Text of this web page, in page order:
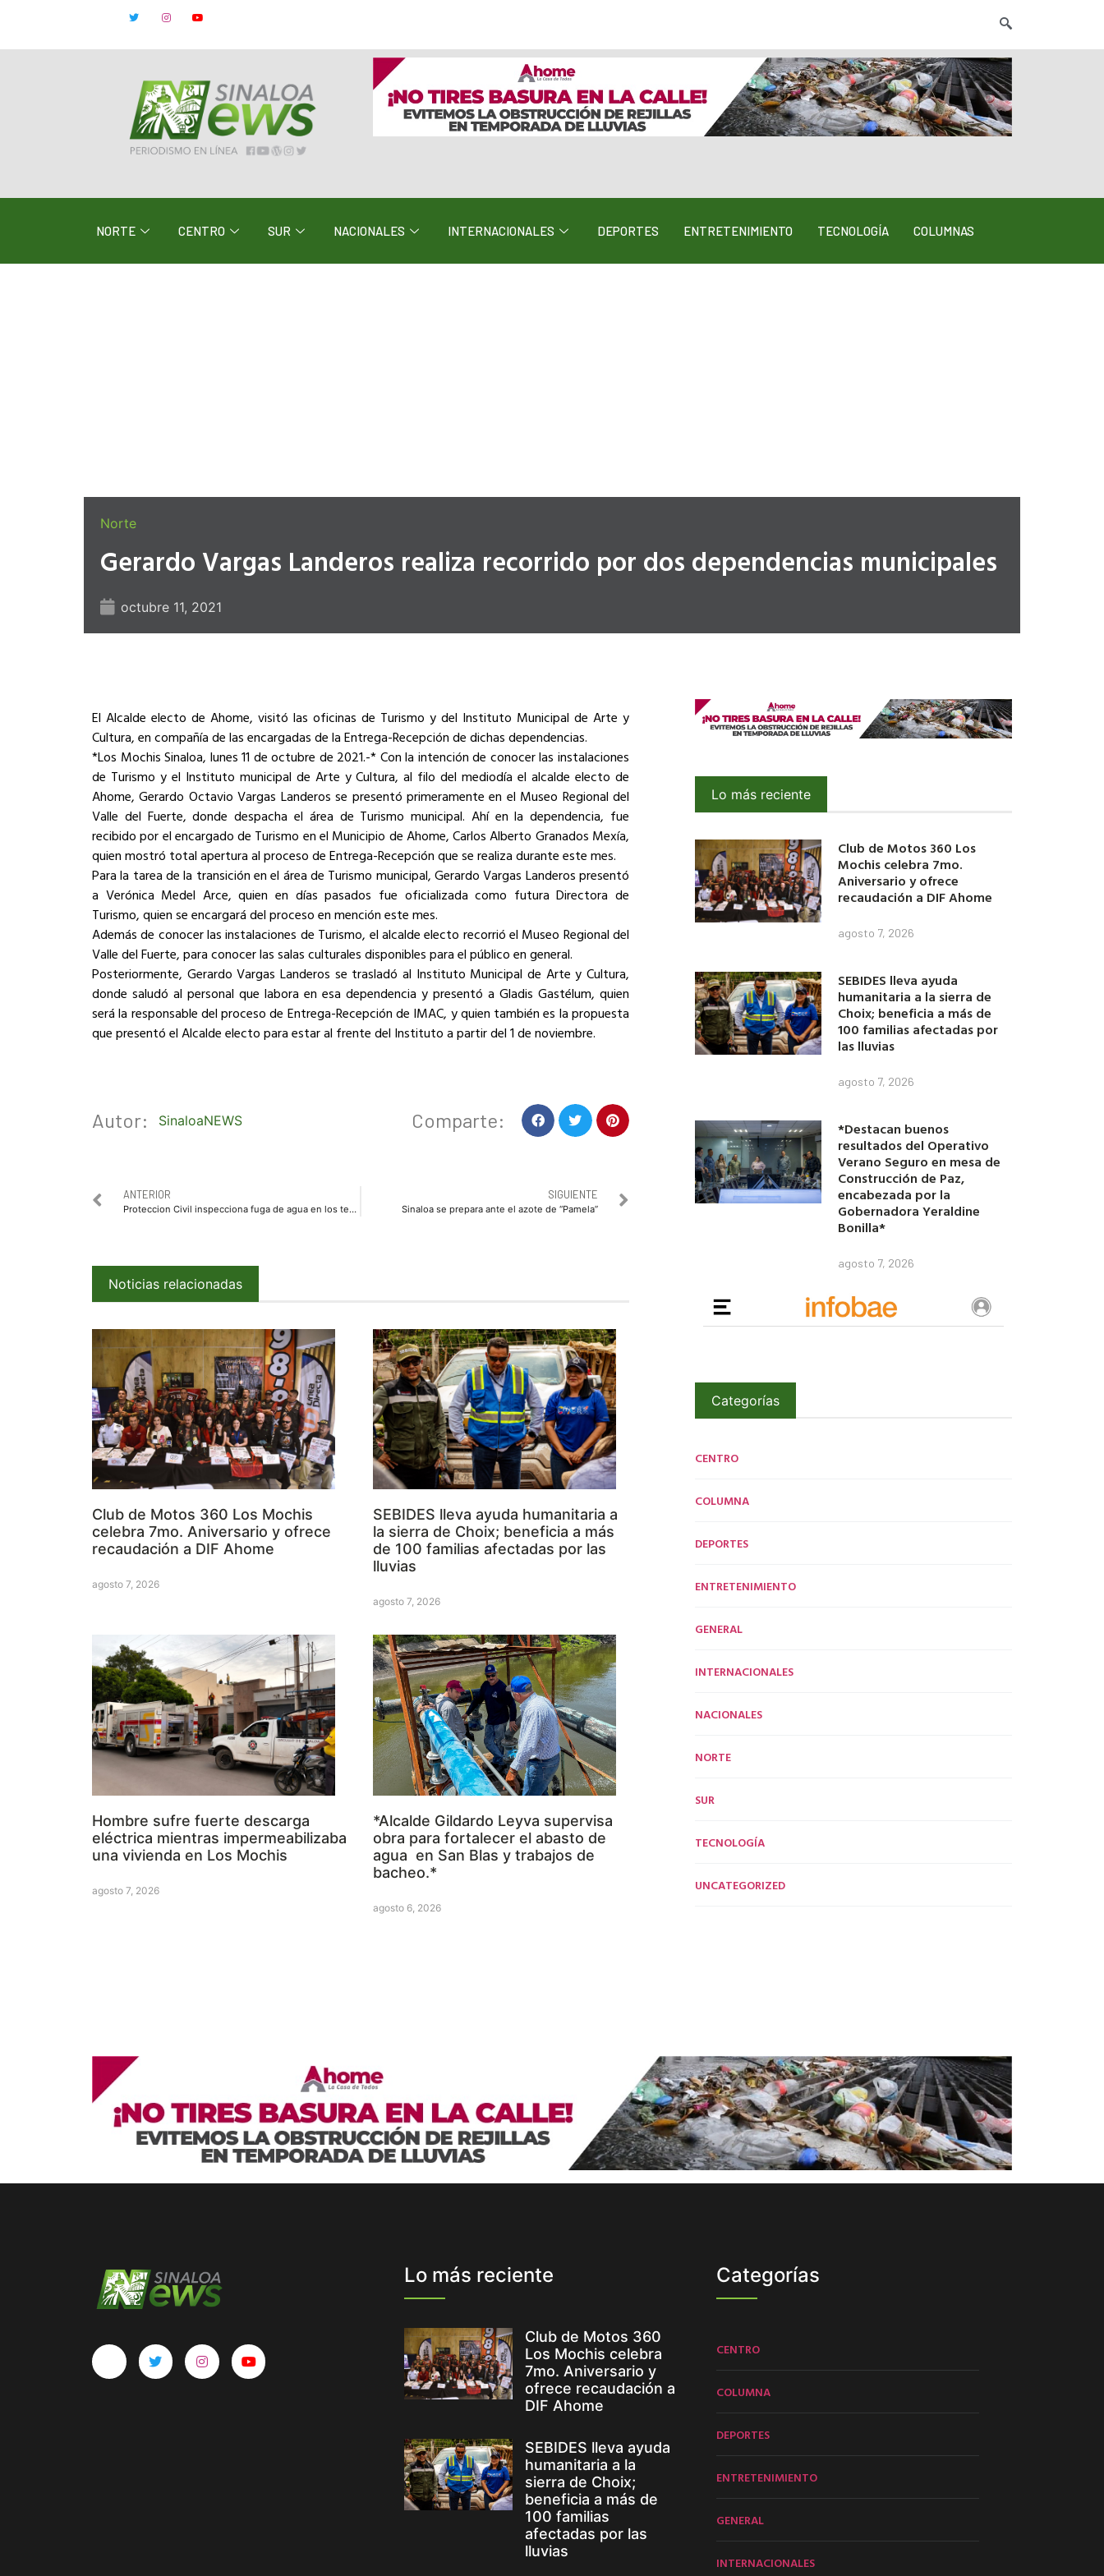
NORTE CENTRO SUR NACIONALES INTERNACIONALES DEPORTES ENTRETENIMIENTO TECNOLOGÍA COLUMNAS
Norte
Gerardo Vargas Landeros realiza recorrido por dos dependencias municipales
octubre 11, 2021
El Alcalde electo de Ahome, visitó las oficinas de Turismo y del Instituto Municipal de Arte y
Cultura, en compañía de las encargadas de la Entrega-Recepción de dichas dependencias.
*Los Mochis Sinaloa, lunes 11 de octubre de 2021.-* Con la intención de conocer las instalaciones
de Turismo y el Instituto municipal de Arte y Cultura, al filo del mediodía el alcalde electo de
Ahome, Gerardo Octavio Vargas Landeros se presentó primeramente en el Museo Regional del
Valle del Fuerte, donde despacha el área de Turismo municipal. Ahí en la dependencia, fue
recibido por el encargado de Turismo en el Municipio de Ahome, Carlos Alberto Granados Mexía,
quien mostró total apertura al proceso de Entrega-Recepción que se realiza durante este mes.
Para la tarea de la transición en el área de Turismo municipal, Gerardo Vargas Landeros presentó
a Verónica Medel Arce, quien en días pasados fue oficializada como futura Directora de
Turismo, quien se encargará del proceso en mención este mes.
Además de conocer las instalaciones de Turismo, el alcalde electo recorrió el Museo Regional del
Valle del Fuerte, para conocer las salas culturales disponibles para el público en general.
Posteriormente, Gerardo Vargas Landeros se trasladó al Instituto Municipal de Arte y Cultura,
donde saludó al personal que labora en esa dependencia y presentó a Gladis Gastélum, quien
será la responsable del proceso de Entrega-Recepción de IMAC, y quien también es la propuesta
que presentó el Alcalde electo para estar al frente del Instituto a partir del 1 de noviembre.
Autor: SinaloaNEWS Comparte:
ANTERIOR
Proteccion Civil inspecciona fuga de agua en los techos del IMSS y queda resuelta el mismo día
SIGUIENTE
Sinaloa se prepara ante el azote de “Pamela”
Noticias relacionadas
Club de Motos 360 Los Mochis
celebra 7mo. Aniversario y ofrece
recaudación a DIF Ahome
agosto 7, 2026
SEBIDES lleva ayuda humanitaria a
la sierra de Choix; beneficia a más
de 100 familias afectadas por las
lluvias
agosto 7, 2026
Hombre sufre fuerte descarga
eléctrica mientras impermeabilizaba
una vivienda en Los Mochis
agosto 7, 2026
*Alcalde Gildardo Leyva supervisa
obra para fortalecer el abasto de
agua en San Blas y trabajos de
bacheo.*
agosto 6, 2026
Lo más reciente
Club de Motos 360 Los
Mochis celebra 7mo.
Aniversario y ofrece
recaudación a DIF Ahome
agosto 7, 2026
SEBIDES lleva ayuda
humanitaria a la sierra de
Choix; beneficia a más de
100 familias afectadas por
las lluvias
agosto 7, 2026
*Destacan buenos
resultados del Operativo
Verano Seguro en mesa de
Construcción de Paz,
encabezada por la
Gobernadora Yeraldine
Bonilla*
agosto 7, 2026
Categorías
CENTRO
COLUMNA
DEPORTES
ENTRETENIMIENTO
GENERAL
INTERNACIONALES
NACIONALES
NORTE
SUR
TECNOLOGÍA
UNCATEGORIZED
Lo más reciente
Club de Motos 360
Los Mochis celebra
7mo. Aniversario y
ofrece recaudación a
DIF Ahome
SEBIDES lleva ayuda
humanitaria a la
sierra de Choix;
beneficia a más de
100 familias
afectadas por las
lluvias
Categorías
CENTRO
COLUMNA
DEPORTES
ENTRETENIMIENTO
GENERAL
INTERNACIONALES